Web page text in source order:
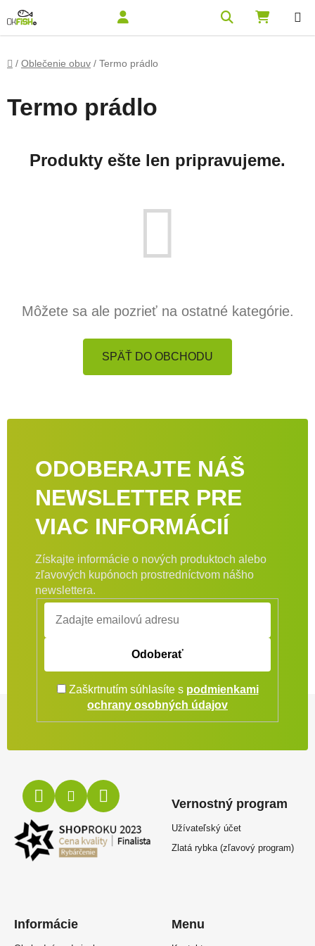
Domov
/ Oblečenie obuv / Termo prádlo
Termo prádlo
Produkty ešte len pripravujeme.
Môžete sa ale pozrieť na ostatné kategórie.
SPÄŤ DO OBCHODU
ODOBERAJTE NÁŠ
NEWSLETTER PRE
VIAC INFORMÁCIÍ
Získajte informácie o nových produktoch alebo
zľavových kupónoch prostredníctvom nášho
newslettera.
Odoberať
Zaškrtnutím súhlasíte s podmienkami
ochrany osobných údajov
Informácie
Vernostný program
Užívateľský účet
Zlatá rybka (zľavový program)
Menu